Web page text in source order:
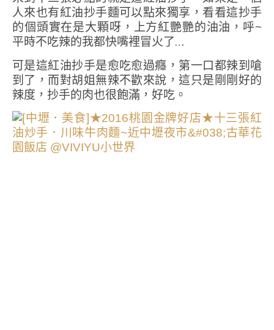
人來也有紅油抄手麵可以點來獨享，看看這抄手
的個頭實在是大顆呀，上方紅艷艷的油油，呼~
平時不吃辣的我都快嘴裡冒火了…
可是這紅油抄手是愈吃愈過癮，第一口都辣到嗆
到了，而對胡姐無辣不歡來說，這只是剛剛好的
辣度，抄手的肉也很飽滿，好吃。